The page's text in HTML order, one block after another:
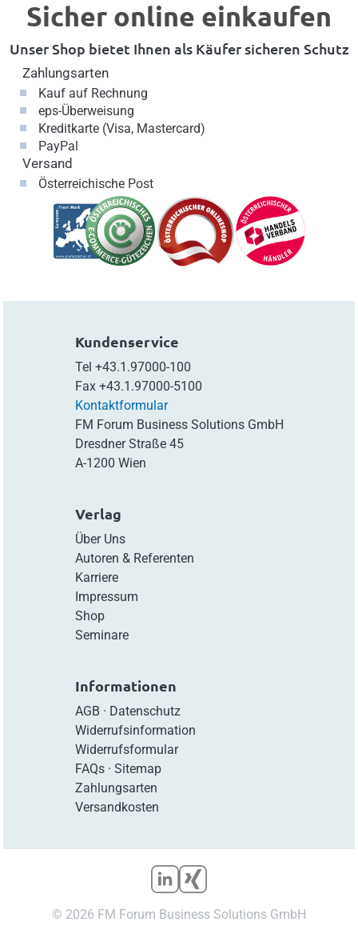
Sicher online einkaufen
Unser Shop bietet Ihnen als Käufer sicheren Schutz
Zahlungsarten
Kauf auf Rechnung
eps-Überweisung
Kreditkarte (Visa, Mastercard)
PayPal
Versand
Österreichische Post
Kundenservice
Tel +43.1.97000-100
Fax +43.1.97000-5100
Kontaktformular
FM Forum Business Solutions GmbH
Dresdner Straße 45
A-1200 Wien
Verlag
Über Uns
Autoren & Referenten
Karriere
Impressum
Shop
Seminare
Informationen
AGB · Datenschutz
Widerrufsinformation
Widerrufsformular
FAQs· Sitemap
Zahlungsarten
Versandkosten
© 2026 FM Forum Business Solutions GmbH